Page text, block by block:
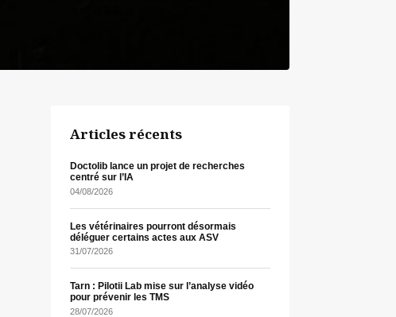
Articles récents
Doctolib lance un projet de recherches
centré sur l’IA
04/08/2026
Les vétérinaires pourront désormais
déléguer certains actes aux ASV
31/07/2026
Tarn : Pilotii Lab mise sur l’analyse vidéo
pour prévenir les TMS
28/07/2026